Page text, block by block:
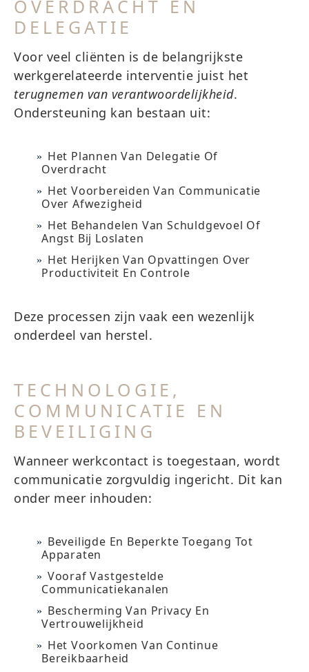
OVERDRACHT EN
DELEGATIE
Voor veel cliënten is de belangrijkste
werkgerelateerde interventie juist het
terugnemen van verantwoordelijkheid.
Ondersteuning kan bestaan uit:
Het Plannen Van Delegatie Of
Overdracht
Het Voorbereiden Van Communicatie
Over Afwezigheid
Het Behandelen Van Schuldgevoel Of
Angst Bij Loslaten
Het Herijken Van Opvattingen Over
Productiviteit En Controle
Deze processen zijn vaak een wezenlijk
onderdeel van herstel.
TECHNOLOGIE,
COMMUNICATIE EN
BEVEILIGING
Wanneer werkcontact is toegestaan, wordt
communicatie zorgvuldig ingericht. Dit kan
onder meer inhouden:
Beveiligde En Beperkte Toegang Tot
Apparaten
Vooraf Vastgestelde
Communicatiekanalen
Bescherming Van Privacy En
Vertrouwelijkheid
Het Voorkomen Van Continue
Bereikbaarheid